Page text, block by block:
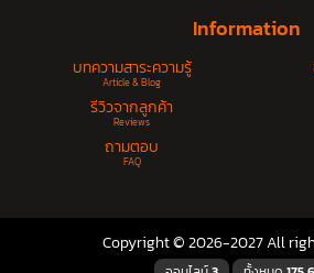
Information
บทความสาระความรู้
Article & Blog
รีวิวจากลูกค้า
Reviews
ถามตอบ
FAQ
Copyright © 2026-2027 All